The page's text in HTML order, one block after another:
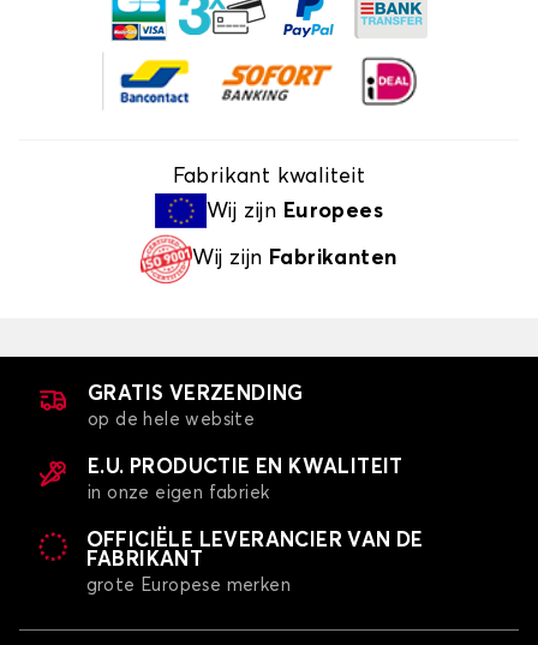
Fabrikant kwaliteit
Wij zijn Europees
Wij zijn Fabrikanten
GRATIS VERZENDING
op de hele website
E.U. PRODUCTIE EN KWALITEIT
in onze eigen fabriek
OFFICIËLE LEVERANCIER VAN DE
FABRIKANT
grote Europese merken